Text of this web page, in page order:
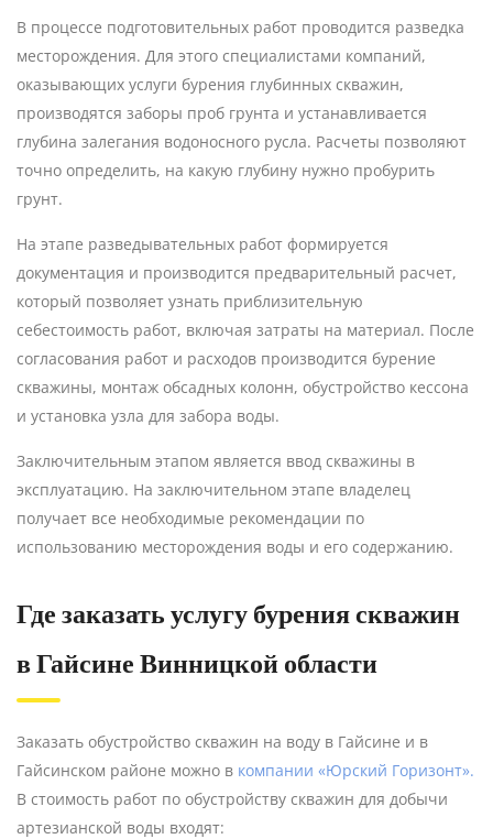
В процессе подготовительных работ проводится разведка
месторождения. Для этого специалистами компаний,
оказывающих услуги бурения глубинных скважин,
производятся заборы проб грунта и устанавливается
глубина залегания водоносного русла. Расчеты позволяют
точно определить, на какую глубину нужно пробурить
грунт.
На этапе разведывательных работ формируется
документация и производится предварительный расчет,
который позволяет узнать приблизительную
себестоимость работ, включая затраты на материал. После
согласования работ и расходов производится бурение
скважины, монтаж обсадных колонн, обустройство кессона
и установка узла для забора воды.
Заключительным этапом является ввод скважины в
эксплуатацию. На заключительном этапе владелец
получает все необходимые рекомендации по
использованию месторождения воды и его содержанию.
Где заказать услугу бурения скважин
в Гайсине Винницкой области
Заказать обустройство скважин на воду в Гайсине и в
Гайсинском районе можно в компании «Юрский Горизонт».
В стоимость работ по обустройству скважин для добычи
артезианской воды входят: